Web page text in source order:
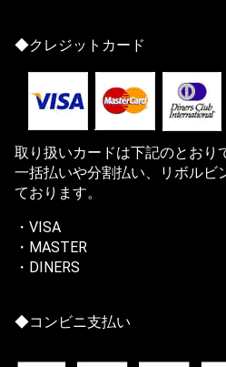
◆クレジットカード
取り扱いカードは下記のとおり
一括払いや分割払い、リボルビ
ております。
・VISA
・MASTER
・DINERS
◆コンビニ支払い